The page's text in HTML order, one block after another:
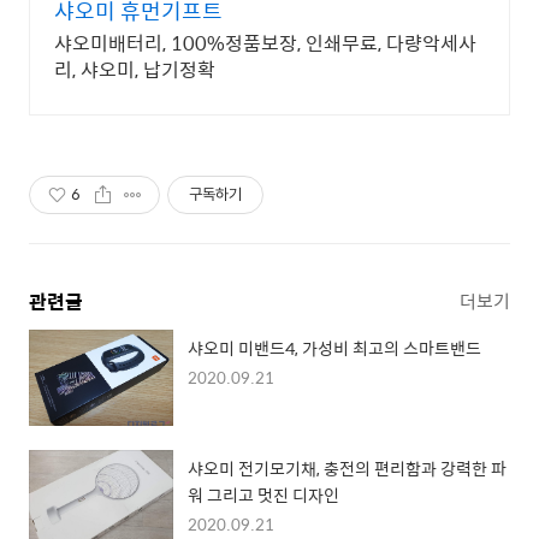
샤오미 휴먼기프트
샤오미배터리, 100%정품보장, 인쇄무료, 다량악세사
리, 샤오미, 납기정확
6 구독하기
관련글 더보기
샤오미 미밴드4, 가성비 최고의 스마트밴드
2020.09.21
샤오미 전기모기채, 충전의 편리함과 강력한 파
워 그리고 멋진 디자인
2020.09.21